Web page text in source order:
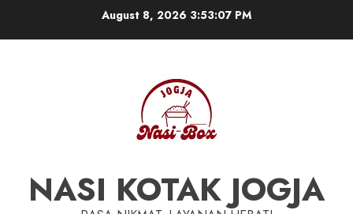
August 8, 2026 3:53:07 PM
NASI KOTAK JOGJA